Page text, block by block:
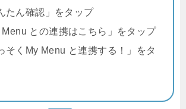
たん確認」をタップ
Menu との連携はこちら」をタップ
そくMy Menu と連携する！」をタ